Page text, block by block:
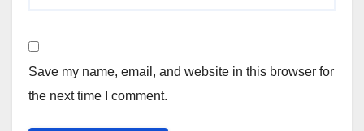
Save my name, email, and website in this browser for
the next time I comment.